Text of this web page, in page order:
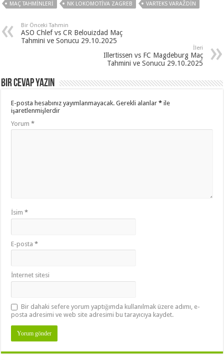
MAÇ TAHMINLERI NK LOKOMOTIVA ZAGREB VARTEKS VARAŽDIN
Bir Önceki Tahmin
ASO Chlef vs CR Belouizdad Maç
Tahmini ve Sonucu 29.10.2025
İleri
Illertissen vs FC Magdeburg Maç
Tahmini ve Sonucu 29.10.2025
Bir cevap yazın
E-posta hesabınız yayımlanmayacak. Gerekli alanlar* ile
işaretlenmişlerdir
Yorum*
İsim*
E-posta*
İnternet sitesi
Bir dahaki sefere yorum yaptığımda kullanılmak üzere adımı, e-
posta adresimi ve web site adresimi bu tarayıcıya kaydet.